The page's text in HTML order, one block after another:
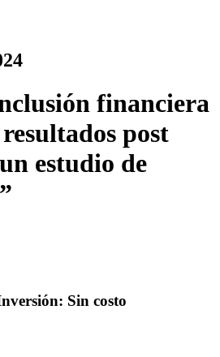
financiera
post
estudio de
Sin costo